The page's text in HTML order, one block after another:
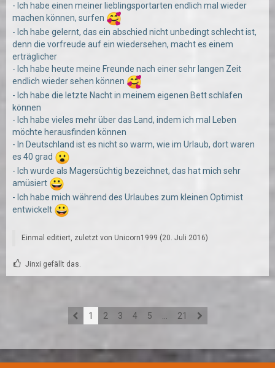
- Ich habe einen meiner lieblingsportarten endlich mal wieder
machen können, surfen
- Ich habe gelernt, das ein abschied nicht unbedingt schlecht ist,
denn die vorfreude auf ein wiedersehen, macht es einem
erträglicher
- Ich habe heute meine Freunde nach einer sehr langen Zeit
endlich wieder sehen können
- Ich habe die letzte Nacht in meinem eigenen Bett schlafen
können
- Ich habe vieles mehr über das Land, indem ich mal Leben
möchte herausfinden können
- In Deutschland ist es nicht so warm, wie im Urlaub, dort waren
es 40 grad
- Ich wurde als Magersüchtig bezeichnet, das hat mich sehr
amüsiert
- Ich habe mich während des Urlaubes zum kleinen Optimist
entwickelt
Einmal editiert, zuletzt von Unicorn1999 (20. Juli 2016)
Jinxi gefällt das.
1 2 3 4 5 21